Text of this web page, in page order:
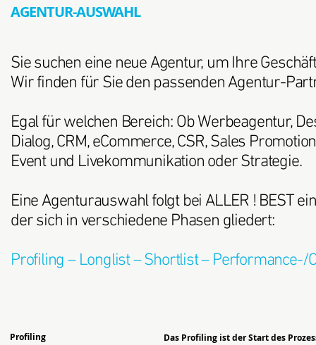
Sie suchen eine neue Agentur, um Ihre
Wir finden für Sie den passenden Agentur-
Egal für welchen Bereich: Ob Werbeagentur,
Dialog, CRM, eCommerce, CSR, Sales
Event und Livekommunikation oder Strategie.
Eine Agenturauswahl folgt bei ALLER ! BEST
der sich in verschiedene Phasen gliedert:
Profiling – Longlist – Shortlist – Performance-/
Das Profiling ist der Start des
Profiling
AGENTUR-AUSWAHL